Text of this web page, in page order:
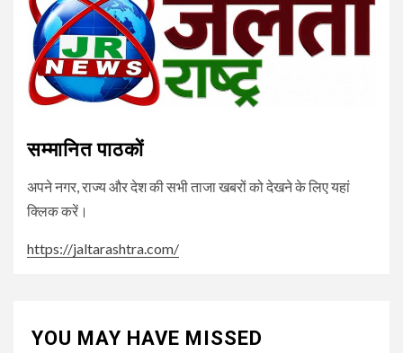
सम्मानित पाठकों
अपने नगर, राज्य और देश की सभी ताजा खबरों को देखने के लिए यहां
क्लिक करें।
https://jaltarashtra.com/
YOU MAY HAVE MISSED